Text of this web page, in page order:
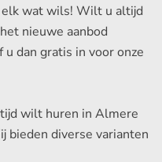
wat wils! Wilt u altijd
nieuwe aanbod
dan gratis in voor onze
wilt huren in Almere
bieden diverse varianten